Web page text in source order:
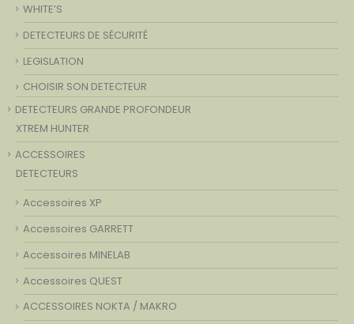
WHITE’S
DETECTEURS DE SÉCURITÉ
LEGISLATION
CHOISIR SON DETECTEUR
DETECTEURS GRANDE PROFONDEUR
XTREM HUNTER
ACCESSOIRES
DETECTEURS
Accessoires XP
Accessoires GARRETT
Accessoires MINELAB
Accessoires QUEST
ACCESSOIRES NOKTA / MAKRO